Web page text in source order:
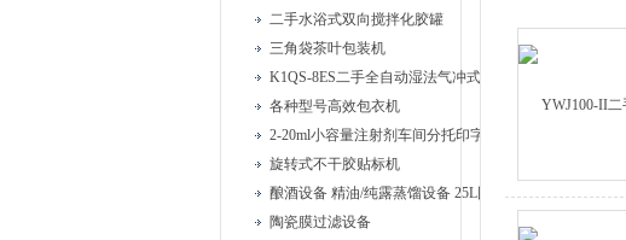
二手水浴式双向搅拌化胶罐
三角袋茶叶包装机
K1QS-8ES二手全自动湿法气冲式胶塞清洗机
各种型号高效包衣机
2-20ml小容量注射剂车间分托印字安瓿联动机
旋转式不干胶贴标机
酿酒设备 精油/纯露蒸馏设备 25L固液蒸馏器、
陶瓷膜过滤设备